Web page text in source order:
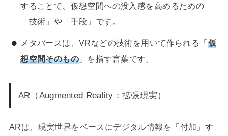
することで、仮想空間への没入感を高めるための
「技術」や「手段」です。
メタバースは、VRなどの技術を用いて作られる「仮
想空間そのもの 」を指す言葉です。
AR（Augmented Reality：拡張現実）
ARは、現実世界をベースにデジタル情報を「付加」す